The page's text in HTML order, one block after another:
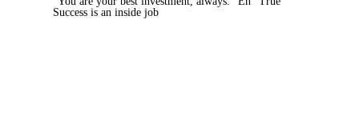
Success is an inside job